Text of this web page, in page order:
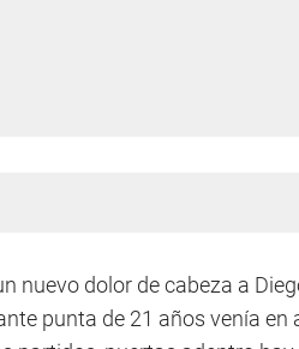
nuevo dolor de cabeza a
punta de 21 años venía en